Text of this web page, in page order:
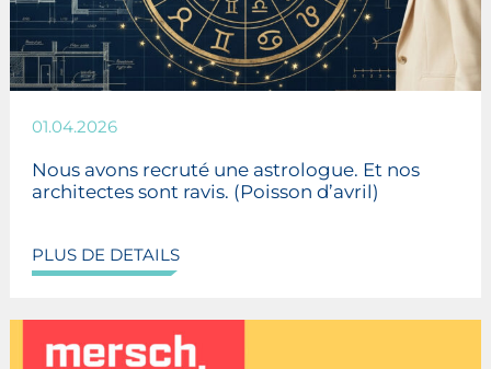
01.04.2026
Nous avons recruté une astrologue. Et nos
architectes sont ravis. (Poisson d’avril)
PLUS DE DETAILS